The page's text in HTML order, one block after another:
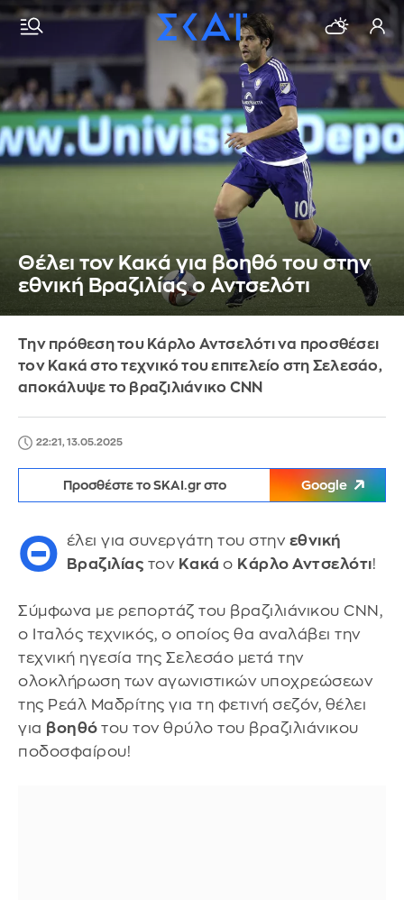
Θέλει τον Κακά για βοηθό του στην
εθνική Βραζιλίας ο Αντσελότι
Την πρόθεση του Κάρλο Αντσελότι να προσθέσει
τον Κακά στο τεχνικό του επιτελείο στη Σελεσάο,
αποκάλυψε το βραζιλιάνικο CNN
22:21, 13.05.2025
Προσθέστε το SKAI.gr στο Google
Θ έλει για συνεργάτη του στην εθνική
Βραζιλίας τον Κακά ο Κάρλο Αντσελότι!
Σύμφωνα με ρεπορτάζ του βραζιλιάνικου CNN,
ο Ιταλός τεχνικός, ο οποίος θα αναλάβει την
τεχνική ηγεσία της Σελεσάο μετά την
ολοκλήρωση των αγωνιστικών υποχρεώσεων
της Ρεάλ Μαδρίτης για τη φετινή σεζόν, θέλει
για βοηθό του τον θρύλο του βραζιλιάνικου
ποδοσφαίρου!